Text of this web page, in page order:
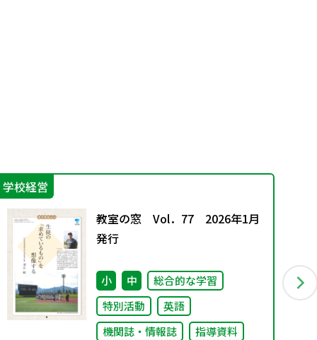
学校経営
教室の窓 Vol．77 2026年1月
発行
小 中
総合的な学習
特別活動
英語
機関誌・情報誌
指導資料